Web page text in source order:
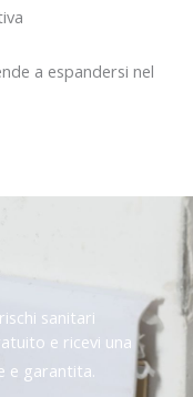
a espandersi nel
sanitari
e ricevi una
e garantita.